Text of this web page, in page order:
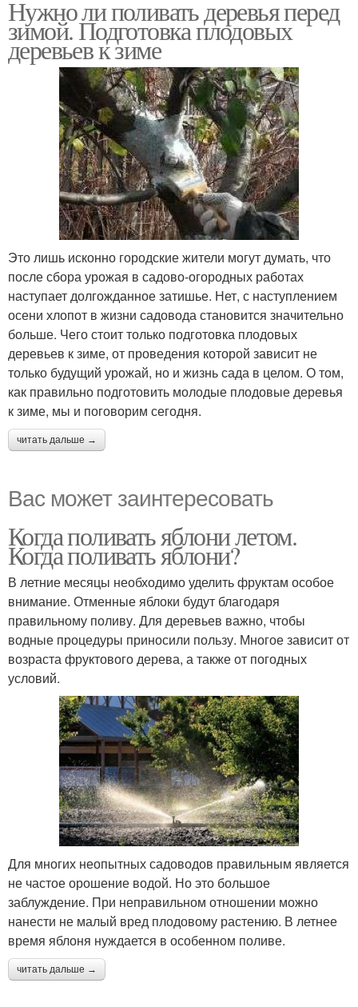
Нужно ли поливать деревья перед
зимой. Подготовка плодовых
деревьев к зиме
Это лишь исконно городские жители могут думать, что
после сбора урожая в садово-огородных работах
наступает долгожданное затишье. Нет, с наступлением
осени хлопот в жизни садовода становится значительно
больше. Чего стоит только подготовка плодовых
деревьев к зиме, от проведения которой зависит не
только будущий урожай, но и жизнь сада в целом. О том,
как правильно подготовить молодые плодовые деревья
к зиме, мы и поговорим сегодня.
читать дальше →
Вас может заинтересовать
Когда поливать яблони летом.
Когда поливать яблони?
В летние месяцы необходимо уделить фруктам особое
внимание. Отменные яблоки будут благодаря
правильному поливу. Для деревьев важно, чтобы
водные процедуры приносили пользу. Многое зависит от
возраста фруктового дерева, а также от погодных
условий.
Для многих неопытных садоводов правильным является
не частое орошение водой. Но это большое
заблуждение. При неправильном отношении можно
нанести не малый вред плодовому растению. В летнее
время яблоня нуждается в особенном поливе.
читать дальше →